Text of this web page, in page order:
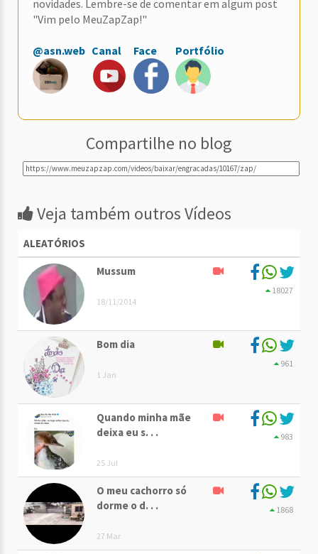
novidades. Lembre-se de comentar em algum post
"Vim pelo MeuZapZap!"
@asn.web Canal Face Portfólio
Compartilhe no blog
Veja também outros Vídeos
ALEATÓRIOS
Mussum
18/11/2014
18027
Bom dia
1 Jan
961
Quando minha mãe
deixa eu s. . .
25 Jul
983
O meu cachorro só
dorme o d. . .
27 Mar
1868